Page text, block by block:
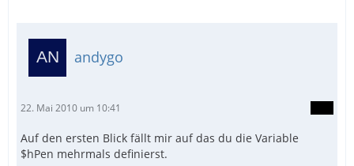
andygo
22. Mai 2010 um 10:41
Auf den ersten Blick fällt mir auf das du die Variable
$hPen mehrmals definierst.